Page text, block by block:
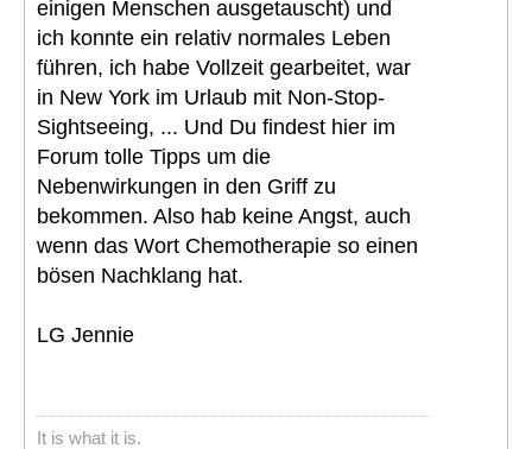
einigen Menschen ausgetauscht) und
ich konnte ein relativ normales Leben
führen, ich habe Vollzeit gearbeitet, war
in New York im Urlaub mit Non-Stop-
Sightseeing, ... Und Du findest hier im
Forum tolle Tipps um die
Nebenwirkungen in den Griff zu
bekommen. Also hab keine Angst, auch
wenn das Wort Chemotherapie so einen
bösen Nachklang hat.
LG Jennie
It is what it is.